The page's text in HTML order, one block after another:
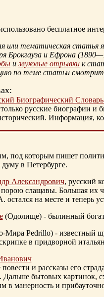
бесплатное
или тематическая статья
Брокгауза и Ефрона
и звуковые отрывки к
по теме статьи
Биографический
русские биографии и
Информация,
под которым пишет
в Петербурге.
Александрович, русский
слащавы. Большая их
остался на месте и теперь
(Одолище) - былинный
Мира Pedrillo) - известный
в придворной
и рассказы его
Дальше бытовых картинок,
в манерность и